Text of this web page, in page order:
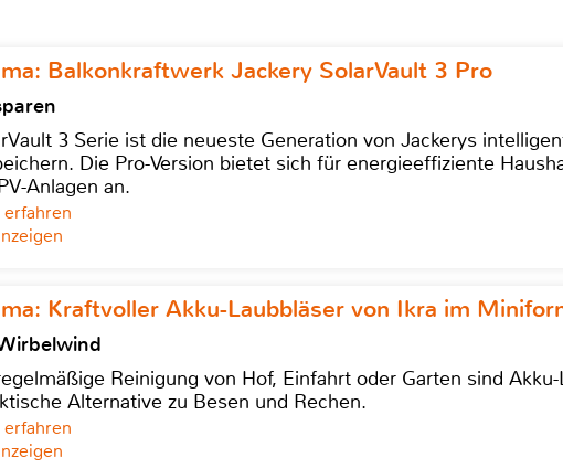
Balkonkraftwerk Jackery SolarVault 3 Pro
3 Serie ist die neueste Generation von Jackerys
Die Pro-Version bietet sich für energieeffiziente
Anlagen an.
Kraftvoller Akku-Laubbläser von Ikra im
Reinigung von Hof, Einfahrt oder Garten sind
Alternative zu Besen und Rechen.